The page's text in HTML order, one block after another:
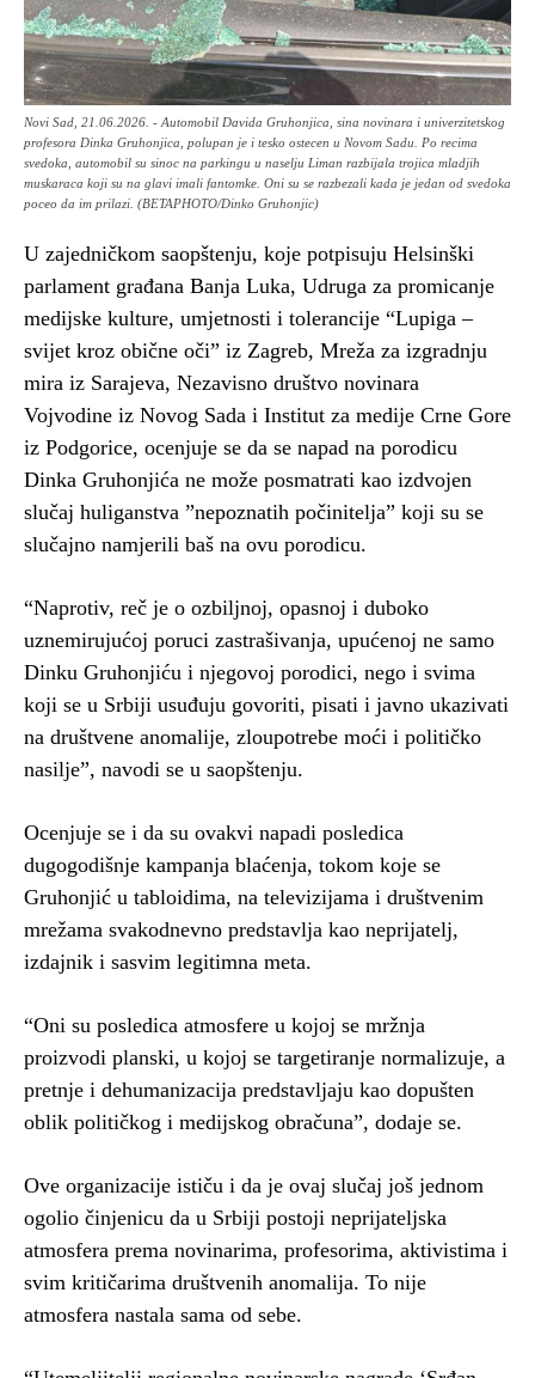
Novi Sad, 21.06.2026. - Automobil Davida Gruhonjica, sina novinara i univerzitetskog
profesora Dinka Gruhonjica, polupan je i tesko ostecen u Novom Sadu. Po recima
svedoka, automobil su sinoc na parkingu u naselju Liman razbijala trojica mladjih
muskaraca koji su na glavi imali fantomke. Oni su se razbezali kada je jedan od svedoka
poceo da im prilazi. (BETAPHOTO/Dinko Gruhonjic)
U zajedničkom saopštenju, koje potpisuju Helsinški
parlament građana Banja Luka, Udruga za promicanje
medijske kulture, umjetnosti i tolerancije “Lupiga –
svijet kroz obične oči” iz Zagreb, Mreža za izgradnju
mira iz Sarajeva, Nezavisno društvo novinara
Vojvodine iz Novog Sada i Institut za medije Crne Gore
iz Podgorice, ocenjuje se da se napad na porodicu
Dinka Gruhonjića ne može posmatrati kao izdvojen
slučaj huliganstva ”nepoznatih počinitelja” koji su se
slučajno namjerili baš na ovu porodicu.
“Naprotiv, reč je o ozbiljnoj, opasnoj i duboko
uznemirujućoj poruci zastrašivanja, upućenoj ne samo
Dinku Gruhonjiću i njegovoj porodici, nego i svima
koji se u Srbiji usuđuju govoriti, pisati i javno ukazivati
na društvene anomalije, zloupotrebe moći i političko
nasilje”, navodi se u saopštenju.
Ocenjuje se i da su ovakvi napadi posledica
dugogodišnje kampanja blaćenja, tokom koje se
Gruhonjić u tabloidima, na televizijama i društvenim
mrežama svakodnevno predstavlja kao neprijatelj,
izdajnik i sasvim legitimna meta.
“Oni su posledica atmosfere u kojoj se mržnja
proizvodi planski, u kojoj se targetiranje normalizuje, a
pretnje i dehumanizacija predstavljaju kao dopušten
oblik političkog i medijskog obračuna”, dodaje se.
Ove organizacije ističu i da je ovaj slučaj još jednom
ogolio činjenicu da u Srbiji postoji neprijateljska
atmosfera prema novinarima, profesorima, aktivistima i
svim kritičarima društvenih anomalija. To nije
atmosfera nastala sama od sebe.